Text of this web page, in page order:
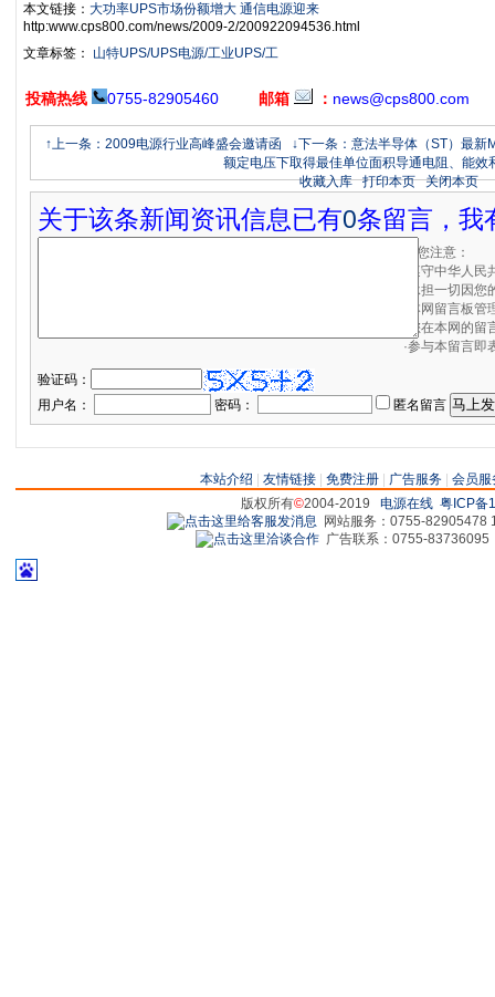
本文链接： 大功率UPS市场份额增大 通信电源迎来
http:www.cps800.com/news/2009-2/200922094536.html
文章标签：
山特UPS/UPS电源/工业UPS/工
投稿热线 0755-82905460 邮箱 ： news@cps800.com
↑上一条：2009电源行业高峰盛会邀请函
↓下一条：意法半导体（ST）最
额定电压下取得最佳单位面积导通电阻、能效
收藏入库
打印本页 关闭本页
关于该条新闻资讯信息已有0条留言，我
请您注意：
·遵守中华人
·承担一切因
·本网留言板
·您在本网的
·参与本留言即
验证码：
用户名：
密码： 匿名留言
本站介绍 友情链接 免费注册 广告服务
会员服
版权所有©2004-2019 电源在线 粤ICP备
网站服务：0755-82905478
广告联系：0755-